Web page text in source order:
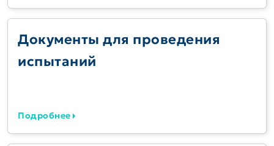
Документы для проведения
испытаний
Подробнее